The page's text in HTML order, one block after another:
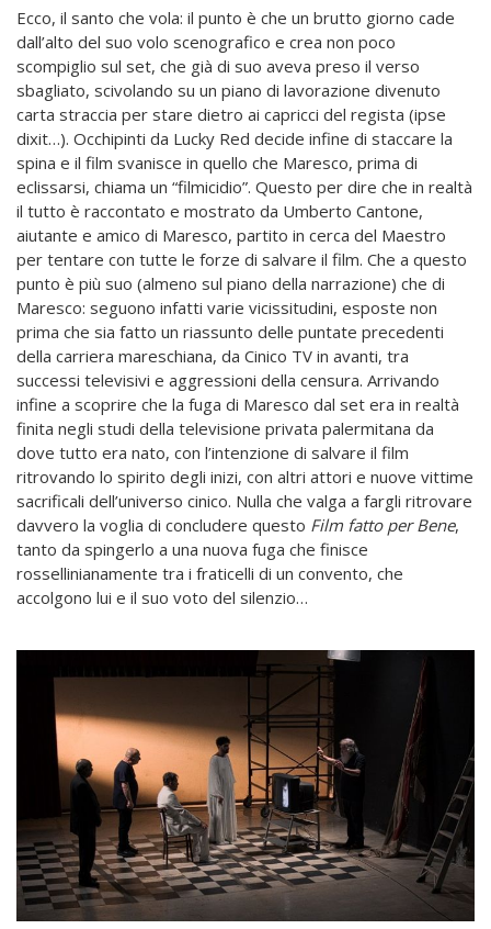
Ecco, il santo che vola: il punto è che un brutto giorno cade
dall’alto del suo volo scenografico e crea non poco
scompiglio sul set, che già di suo aveva preso il verso
sbagliato, scivolando su un piano di lavorazione divenuto
carta straccia per stare dietro ai capricci del regista (ipse
dixit…). Occhipinti da Lucky Red decide infine di staccare la
spina e il film svanisce in quello che Maresco, prima di
eclissarsi, chiama un “filmicidio”. Questo per dire che in realtà
il tutto è raccontato e mostrato da Umberto Cantone,
aiutante e amico di Maresco, partito in cerca del Maestro
per tentare con tutte le forze di salvare il film. Che a questo
punto è più suo (almeno sul piano della narrazione) che di
Maresco: seguono infatti varie vicissitudini, esposte non
prima che sia fatto un riassunto delle puntate precedenti
della carriera mareschiana, da Cinico TV in avanti, tra
successi televisivi e aggressioni della censura. Arrivando
infine a scoprire che la fuga di Maresco dal set era in realtà
finita negli studi della televisione privata palermitana da
dove tutto era nato, con l’intenzione di salvare il film
ritrovando lo spirito degli inizi, con altri attori e nuove vittime
sacrificali dell’universo cinico. Nulla che valga a fargli ritrovare
davvero la voglia di concludere questo Film fatto per Bene,
tanto da spingerlo a una nuova fuga che finisce
rossellinianamente tra i fraticelli di un convento, che
accolgono lui e il suo voto del silenzio…